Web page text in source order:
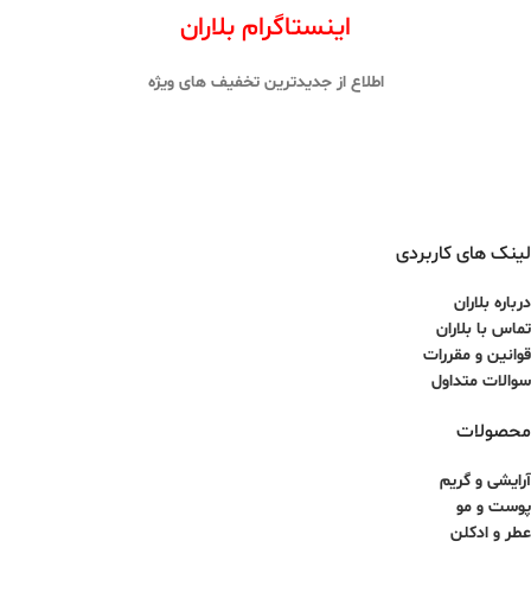
اینستاگرام بلاران
اطلاع از جدیدترین تخفیف های ویژه
لینک های کاربردی
درباره بلاران
تماس با بلاران
قوانین و مقررات
سوالات متداول
محصولات
آرایشی و گریم
پوست و مو
عطر و ادکلن